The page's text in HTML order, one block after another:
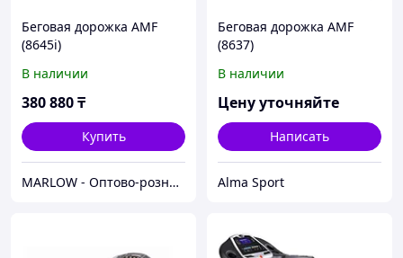
Беговая дорожка AMF
(8645i)
В наличии
380 880₸
Купить
MARLOW - Оптово-розничный склад.
Беговая дорожка AMF
(8637)
В наличии
Цену уточняйте
Написать
Alma Sport